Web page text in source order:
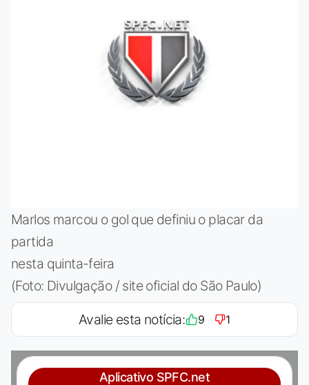
Marlos marcou o gol que definiu o placar da
partida
nesta quinta-feira
(Foto: Divulgação / site oficial do São Paulo)
Avalie esta notícia: 9 1
Aplicativo SPFC.net